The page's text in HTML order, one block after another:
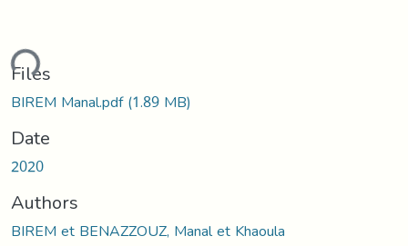
Files
BIREM Manal.pdf(1.89 MB)
Date
2020
Authors
BIREM et BENAZZOUZ, Manal et Khaoula